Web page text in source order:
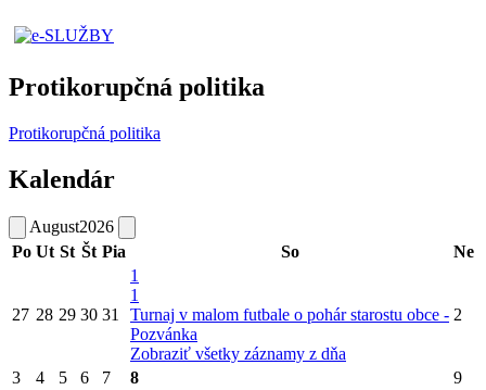
Protikorupčná politika
Protikorupčná politika
Kalendár
August2026
Po Ut St Št Pia So Ne
27 28 29 30 31
1
1
Turnaj v malom futbale o pohár starostu obce -
Pozvánka
Zobraziť všetky záznamy z dňa
2
3 4 5 6 7 8 9